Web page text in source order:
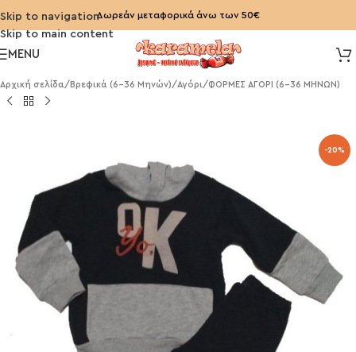
Skip to navigation
Skip to main content
Δωρεάν μεταφορικά άνω των 50€
MENU
Αρχική σελίδα/ Βρεφικά (6-36 Μηνών)/Αγόρι/ΦΟΡΜΕΣ ΑΓΟΡΙ (6-36 ΜΗΝΩΝ)
-20%